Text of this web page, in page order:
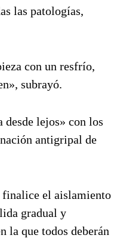
las patologías,
con un resfrío,
subrayó.
lejos» con los
antigripal de
finalice el aislamiento
gradual y
la que todos deberán